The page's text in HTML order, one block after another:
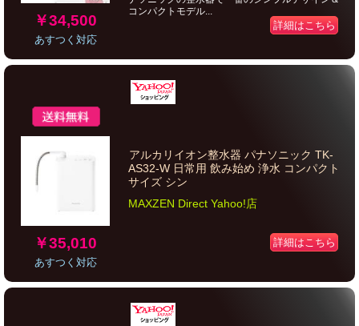
￥34,500
あすつく対応
コンパクトモデル...
詳細はこちら
￥35,010
あすつく対応
アルカリイオン整水器 パナソニック TK-
AS32-W 日常用 飲み始め 浄水 コンパクト
サイズ シン
MAXZEN Direct Yahoo!店
詳細はこちら